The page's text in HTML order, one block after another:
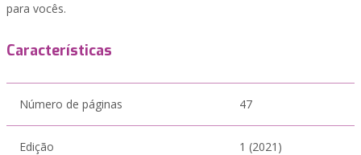
para vocês.
Características
Número de páginas 47
Edição 1 (2021)